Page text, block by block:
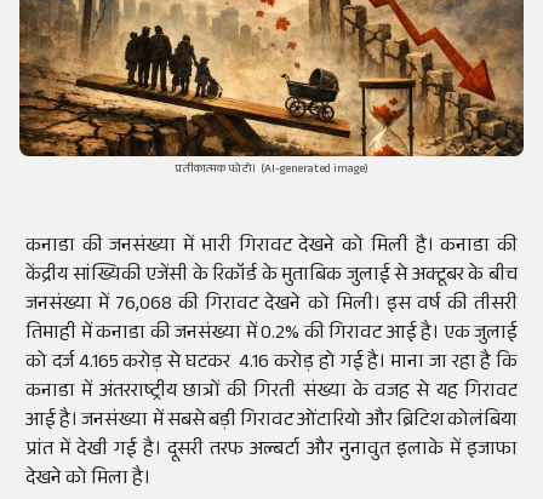
प्रतीकात्मक फोटो। (AI-generated image)
कनाडा की जनसंख्या में भारी गिरावट देखने को मिली है। कनाडा की
केंद्रीय सांख्यिकी एजेंसी के रिकॉर्ड के मुताबिक जुलाई से अक्टूबर के बीच
जनसंख्या में 76,068 की गिरावट देखने को मिली। इस वर्ष की तीसरी
तिमाही में कनाडा की जनसंख्या में 0.2% की गिरावट आई है। एक जुलाई
को दर्ज 4.165 करोड़ से घटकर 4.16 करोड़ हो गई है। माना जा रहा है कि
कनाडा में अंतरराष्ट्रीय छात्रों की गिरती संख्या के वजह से यह गिरावट
आई है। जनसंख्या में सबसे बड़ी गिरावट ओंटारियो और ब्रिटिश कोलंबिया
प्रांत में देखी गई है। दूसरी तरफ अल्बर्टा और नुनावुत इलाके में इजाफा
देखने को मिला है।